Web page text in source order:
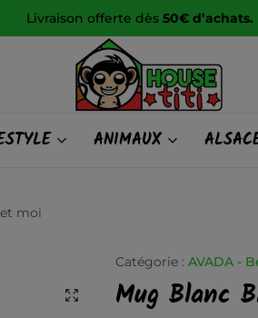
Livraison offerte dès 50€ d’achats.
ANIMAUX
moi
Catégorie : AVADA -
Mug Blanc